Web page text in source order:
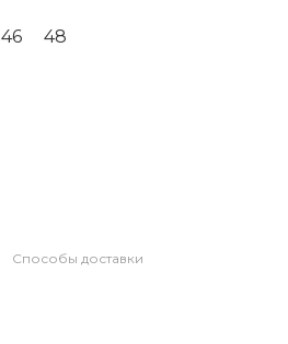
46 48
Способы доставки